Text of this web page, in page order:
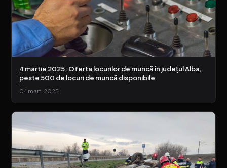
4 martie 2025: Oferta locurilor de muncă în județul Alba,
peste 500 de locuri de muncă disponibile
04 mart. 2025